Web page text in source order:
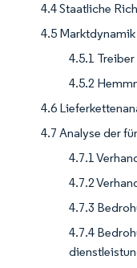
4.4 Staatliche
4.5 Marktdynamik
4.5.1 Treiber
4.5.2
4.6
4.7 Analyse der
4.7.1
4.7.2
4.7.3
4.7.4